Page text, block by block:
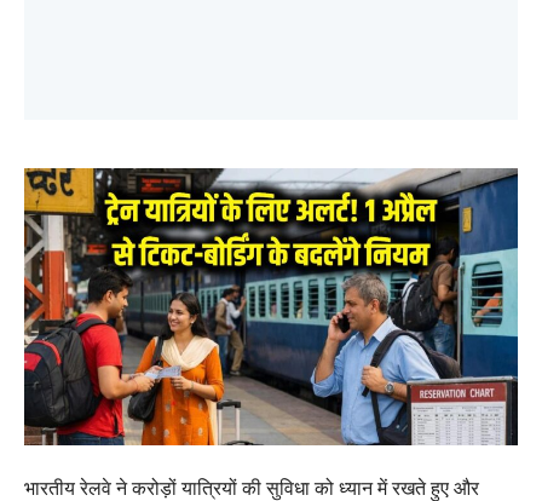
भारतीय रेलवे ने करोड़ों यात्रियों की सुविधा को ध्यान में रखते हुए और